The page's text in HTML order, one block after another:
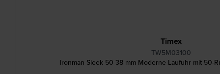
Timex
TW5M03100
Ironman Sleek 50 38 mm Moderne Laufuhr mit 50-